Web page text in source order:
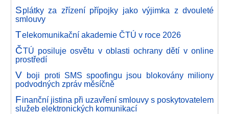
Splátky za zřízení přípojky jako výjimka z dvouleté
smlouvy
Telekomunikační akademie ČTÚ v roce 2026
ČTÚ posiluje osvětu v oblasti ochrany dětí v online
prostředí
V boji proti SMS spoofingu jsou blokovány miliony
podvodných zpráv měsíčně
Finanční jistina při uzavření smlouvy s poskytovatelem
služeb elektronických komunikací